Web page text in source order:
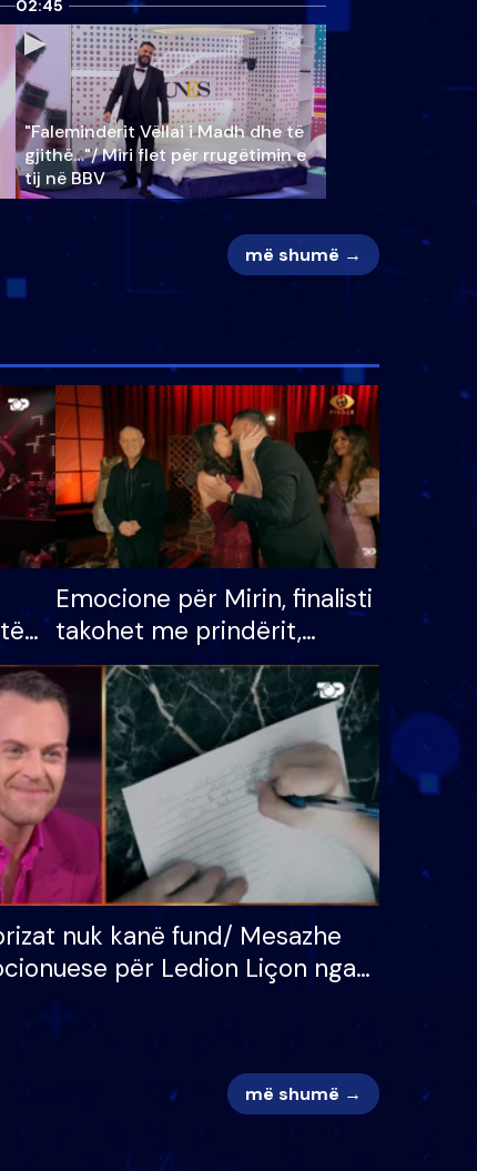
02:45
"Faleminderit Vëllai i Madh dhe të
gjithë…"/ Miri flet për rrugëtimin e
tij në BBV
më shumë →
Emocione për Mirin, finalisti
takohet me prindërit,
vajzën dhe bashkëshorten:
S’kemi ndonjë letër divorci
apo jo?
nuk kanë fund/ Mesazhe
për Ledion Liçon nga
më shumë →